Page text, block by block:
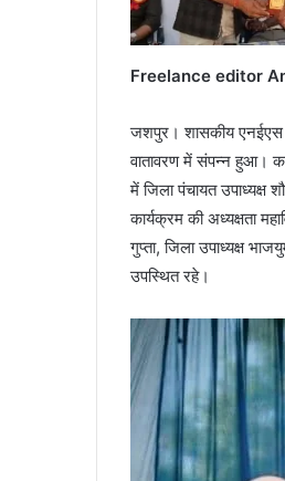
Freelance editor
जशपुर। शासकीय एनईएस
वातावरण में संपन्न हुआ।
में जिला पंचायत उपाध्यक्ष
कार्यक्रम की अध्यक्षता
गुप्ता, जिला उपाध्यक्ष
उपस्थित रहे।